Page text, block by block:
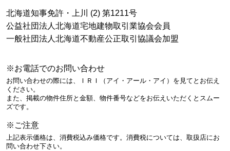
北海道知事免許・上川 (2) 第1211号
公益社団法人北海道宅地建物取引業協会会員
一般社団法人北海道不動産公正取引協議会加盟
※お電話でのお問い合わせ
お問い合わせの際には、ＩＲＩ（アイ・アール・アイ）を見てとお伝え
ください。
また、掲載の物件住所と金額、物件番号などをお伝えいただくとスムー
ズです。
※ご注意
上記表示価格は、消費税込み価格です。消費税については、取扱店にお
問い合わせ下さい。